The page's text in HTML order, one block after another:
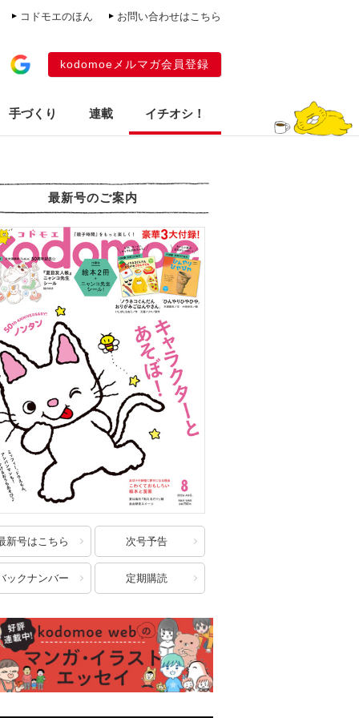
コドモエのほん お問い合わせはこちら
kodomoeメルマガ会員登録
手づくり 連載 イチオシ！
最新号のご案内
新号はこちら 次号予告
ックナンバー 定期購読